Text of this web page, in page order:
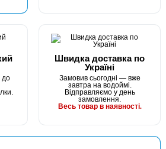
FEEDER FF-22 №8
до
Швидка доставка по
Україні
Замовив сьогодні — вже
завтра на водоймі.
Відправляємо у день
замовлення.
Весь товар в наявності.